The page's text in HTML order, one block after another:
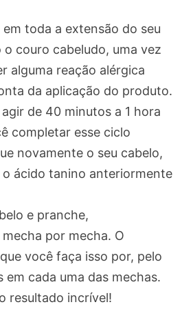
toda a extensão do seu
couro cabeludo, uma vez
alguma reação alérgica
da aplicação do produto.
de 40 minutos a 1 hora
completar esse ciclo
novamente o seu cabelo,
ácido tanino anteriormente
e pranche,
por mecha. O
você faça isso por, pelo
em cada uma das mechas.
resultado incrível!